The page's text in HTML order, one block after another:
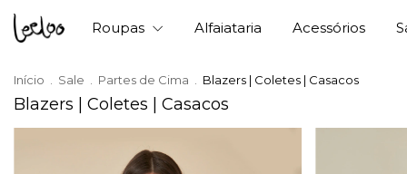
Roupas Alfaiataria Acessórios
Início Sale Partes de Cima Blazers | Coletes | Casacos
Blazers | Coletes | Casacos